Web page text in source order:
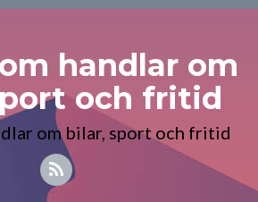
handlar om
och fritid
om bilar, sport och fritid